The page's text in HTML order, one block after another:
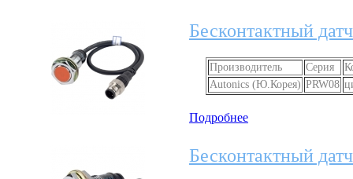
Бесконтактный
Производитель Серия
Autonics (Ю.Корея) PRW08
Подробнее
Бесконтактный